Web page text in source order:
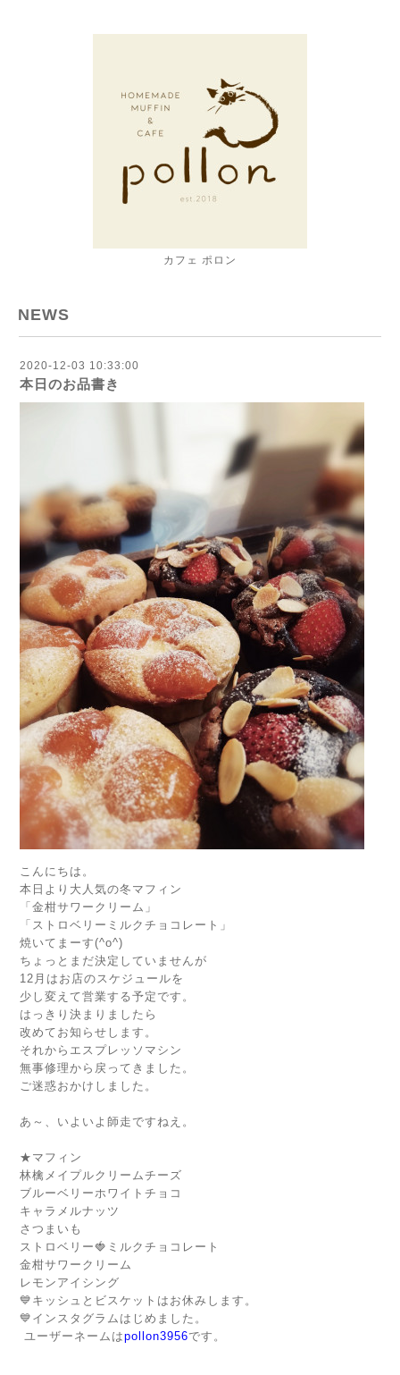
カフェ ポロン
NEWS
2020-12-03 10:33:00
本日のお品書き
こんにちは。
本日より大人気の冬マフィン
「金柑サワークリーム」
「ストロベリーミルクチョコレート」
焼いてまーす(^o^)
ちょっとまだ決定していませんが
12月はお店のスケジュールを
少し変えて営業する予定です。
はっきり決まりましたら
改めてお知らせします。
それからエスプレッソマシン
無事修理から戻ってきました。
ご迷惑おかけしました。
あ～、いよいよ師走ですねえ。
★マフィン
林檎メイプルクリームチーズ
ブルーベリーホワイトチョコ
キャラメルナッツ
さつまいも
ストロベリー🍓ミルクチョコレート
金柑サワークリーム
レモンアイシング
💙キッシュとビスケットはお休みします。
💙インスタグラムはじめました。
ユーザーネームはpollon3956です。